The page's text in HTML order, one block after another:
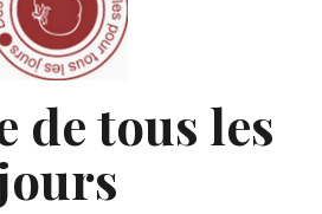
de tous les